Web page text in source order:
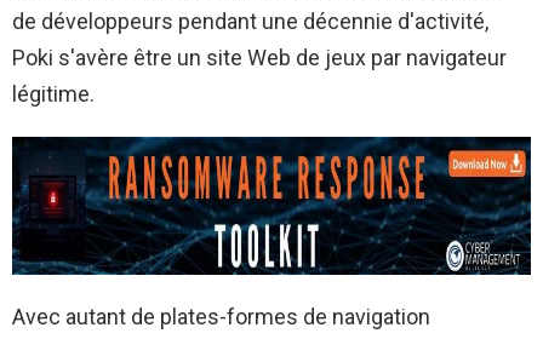
de développeurs pendant une décennie d'activité,
Poki s'avère être un site Web de jeux par navigateur
légitime.
Avec autant de plates-formes de navigation